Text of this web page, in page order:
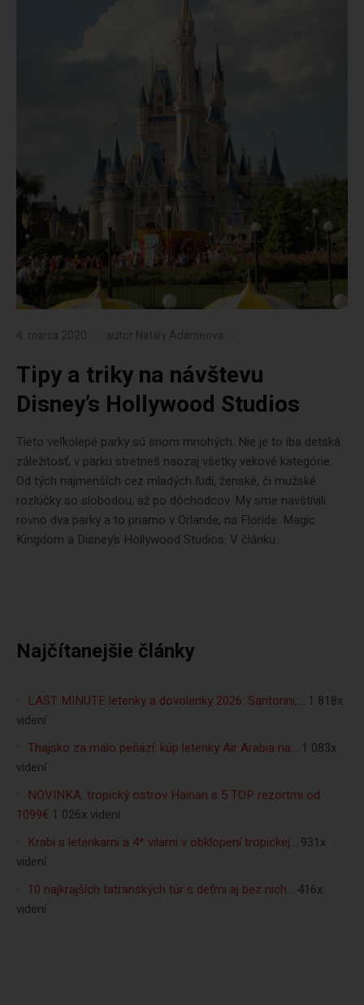
4. marca 2020 autor Nataly Adameova
Tipy a triky na návštevu
Disney’s Hollywood Studios
Tieto veľkolepé parky sú snom mnohých. Nie je to iba detská
záležitosť, v parku stretneš naozaj všetky vekové kategórie.
Od tých najmenších cez mladých ľudí, ženské, či mužské
rozlúčky so slobodou, až po dôchodcov. My sme navštívili
rovno dva parky a to priamo v Orlande, na Floride. Magic
Kingdom a Disney’s Hollywood Studios. V článku...
Najčítanejšie články
LAST MINUTE letenky a dovolenky 2026: Santorini,… 1 818x
videní
Thajsko za málo peňazí: kúp letenky Air Arabia na… 1 083x
videní
NOVINKA: tropický ostrov Hainan s 5 TOP rezortmi od
1099€ 1 026x videní
Krabi s letenkami a 4* vilami v obklopení tropickej… 931x
videní
10 najkrajších tatranských túr s deťmi aj bez nich… 416x
videní